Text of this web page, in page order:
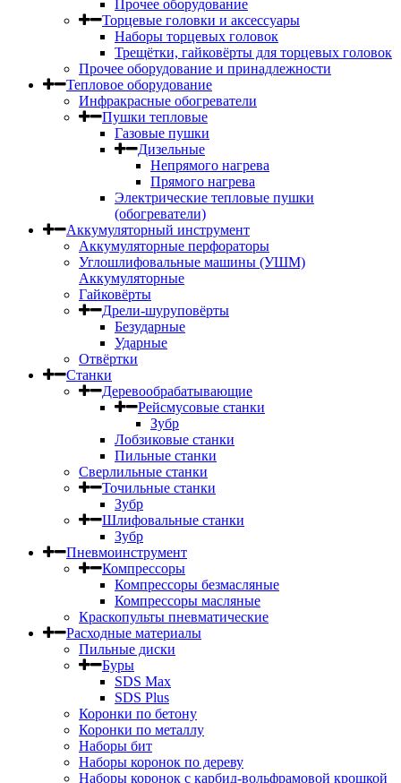
Прочее оборудование
Торцевые головки и аксессуары
Наборы торцевых головок
Трещётки, гайковёрты для торцевых головок
Прочее оборудование и принадлежности
Тепловое оборудование
Инфракрасные обогреватели
Пушки тепловые
Газовые пушки
Дизельные
Непрямого нагрева
Прямого нагрева
Электрические тепловые пушки
(обогреватели)
Аккумуляторный инструмент
Аккумуляторные перфораторы
Углошлифовальные машины (УШМ)
Аккумуляторные
Гайковёрты
Дрели-шуруповёрты
Безударные
Ударные
Отвёртки
Станки
Деревообрабатывающие
Рейсмусовые станки
Зубр
Лобзиковые станки
Пильные станки
Сверлильные станки
Точильные станки
Зубр
Шлифовальные станки
Зубр
Пневмоинструмент
Компрессоры
Компрессоры безмасляные
Компрессоры масляные
Краскопульты пневматические
Расходные материалы
Пильные диски
Буры
SDS Max
SDS Plus
Коронки по бетону
Коронки по металлу
Наборы бит
Наборы коронок по дереву
Наборы коронок с карбид-вольфрамовой крошкой